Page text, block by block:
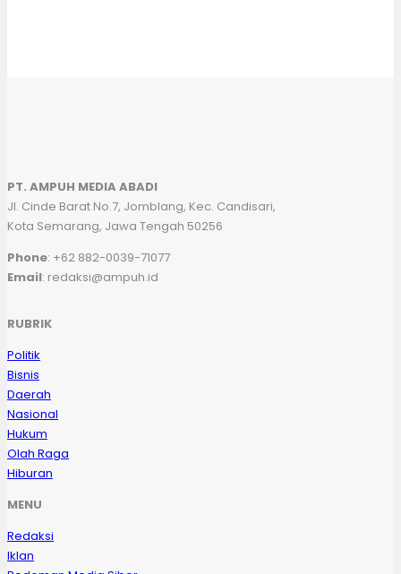
PT. AMPUH MEDIA ABADI
Jl. Cinde Barat No.7, Jomblang, Kec. Candisari,
Kota Semarang, Jawa Tengah 50256
Phone: +62 882-0039-71077
Email: redaksi@ampuh.id
RUBRIK
Politik
Bisnis
Daerah
Nasional
Hukum
Olah Raga
Hiburan
MENU
Redaksi
Iklan